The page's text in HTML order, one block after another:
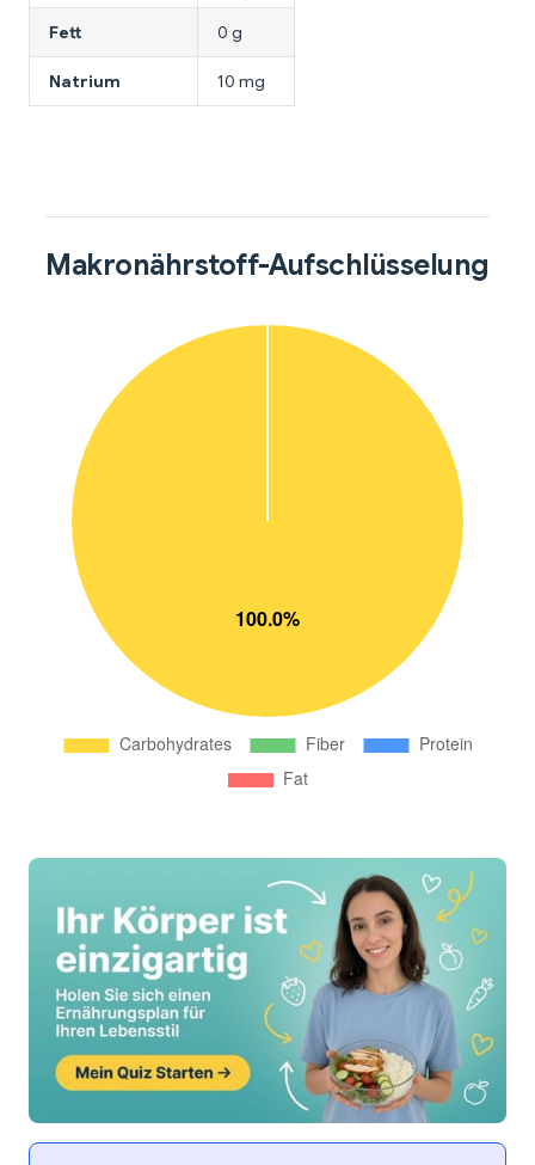
Fett 0 g
Natrium 10 mg
Makronährstoff-Aufschlüsselung